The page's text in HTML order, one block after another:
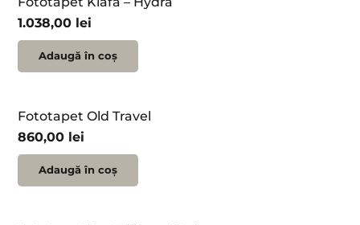
1.038,00 lei
Adaugă în coș
Fototapet Old Travel
860,00 lei
Adaugă în coș